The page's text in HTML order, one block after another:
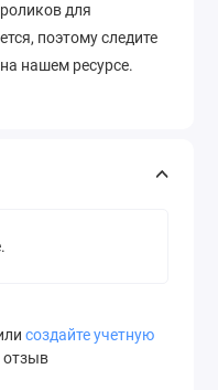
для
поэтому следите
нашем ресурсе.
создайте учетную
отзыв